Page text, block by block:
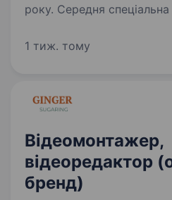
року. Середня спеціальна освіта.
з групових програм у
SMM, ми радо
1 тиж. тому
Відеомонтажер,
відеоредактор
бренд)